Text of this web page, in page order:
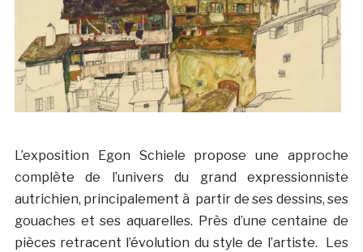
L’exposition Egon Schiele propose une approche
complète de l’univers du grand expressionniste
autrichien, principalement à partir de ses dessins, ses
gouaches et ses aquarelles. Près d’une centaine de
pièces retracent l’évolution du style de l’artiste. Les